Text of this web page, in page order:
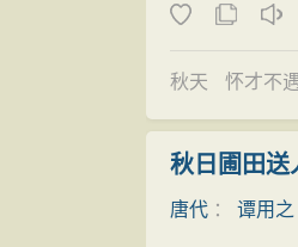
秋天 怀才不
秋日圃田送
唐代 ： 谭用之